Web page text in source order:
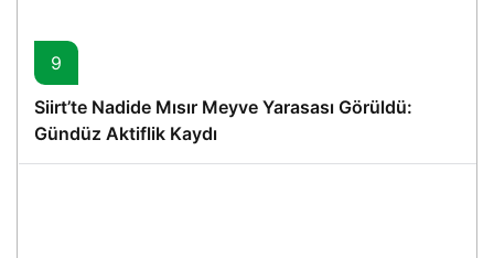
9
Siirt’te Nadide Mısır Meyve Yarasası Görüldü:
Gündüz Aktiflik Kaydı